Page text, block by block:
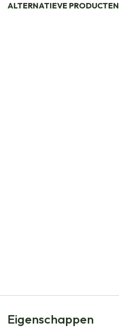
ALTERNATIEVE PRODUCTEN
Eigenschappen